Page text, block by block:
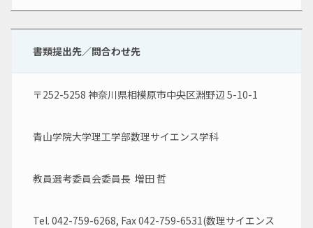
書類提出先／問合わせ先
〒252-5258 神奈川県相模原市中央区淵野辺 5-10-1
青山学院大学理工学部数理サイエンス学科
教員選考委員会委員長  増田 哲
Tel. 042-759-6268, Fax 042-759-6531(数理サイエンス